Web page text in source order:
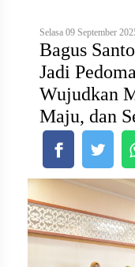
Selasa 09 September
Bagus
Jadi
Wujudkan
Maju, dan